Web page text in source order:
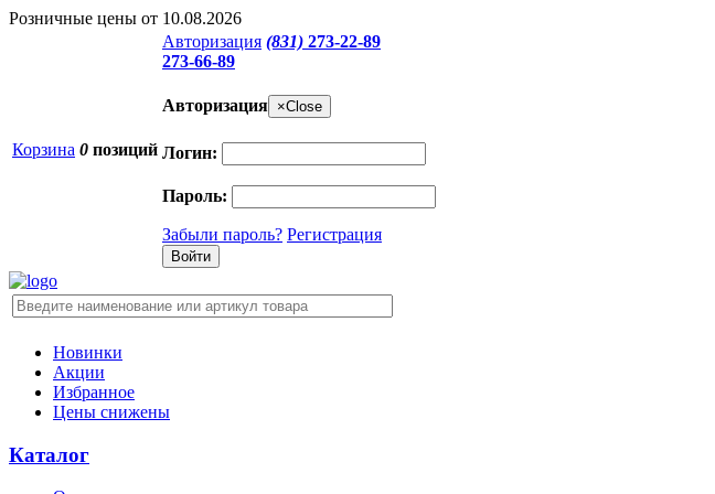
Розничные цены от 10.08.2026
Корзина 0 позиций
Авторизация (831) 273-22-89
273-66-89
Авторизация ×Close
Логин:
Пароль:
Забыли пароль? Регистрация
Новинки
Акции
Избранное
Цены снижены
Каталог